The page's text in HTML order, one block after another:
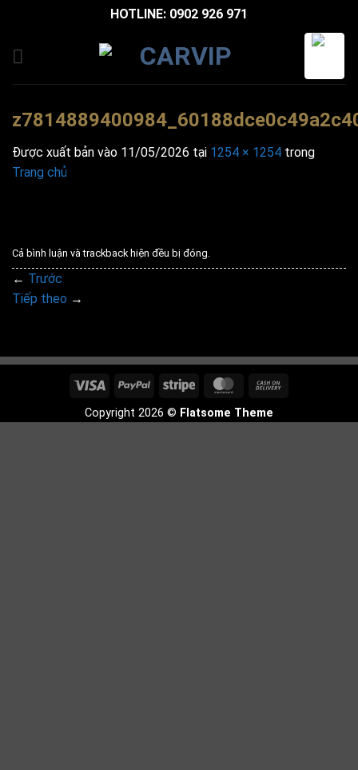
nội
HOTLINE: 0902 926 971
Được xuất bản vào 11/05/2026 tại 1254 × 1254 trong
Trang chủ
Cả bình luận và trackback hiện đều bị đóng.
← Trước
Tiếp theo →
Visa PayPal Stripe MasterCard
Delivery
Copyright 2026 © Flatsome Theme